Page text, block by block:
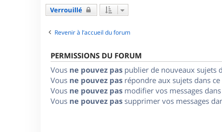
Verrouillé
Revenir à l’accueil du forum
PERMISSIONS DU FORUM
Vous ne pouvez pas publier de nouveaux sujets
Vous ne pouvez pas répondre aux sujets dans
Vous ne pouvez pas modifier vos messages
Vous ne pouvez pas supprimer vos messages